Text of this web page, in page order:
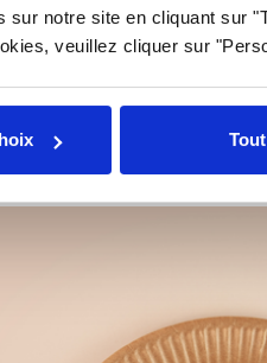
notre site en cliquant sur
veuillez cliquer sur
:0109232075
Livraison sous 3 semaines